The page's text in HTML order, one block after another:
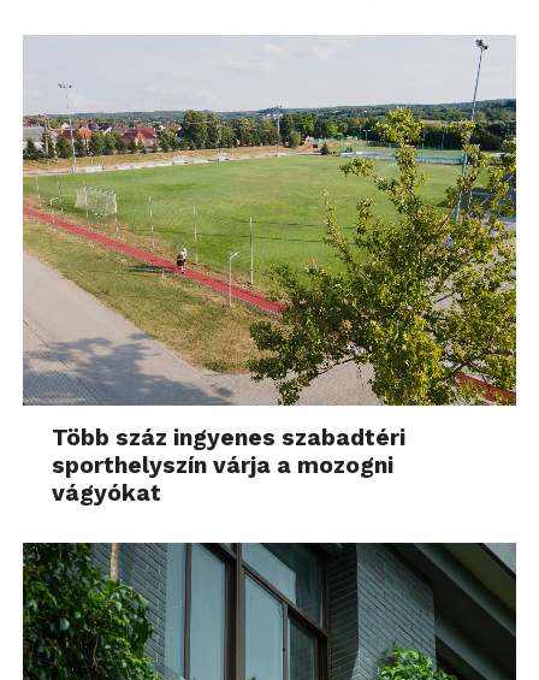
Több száz ingyenes szabadtéri
sporthelyszín várja a mozogni
vágyókat